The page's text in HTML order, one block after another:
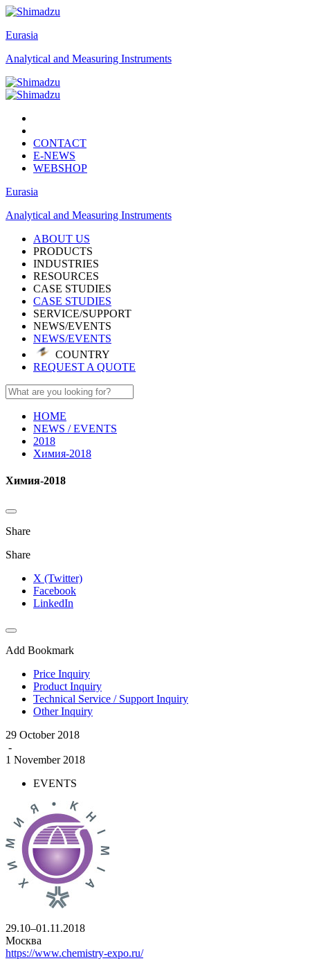
Eurasia
Analytical and Measuring Instruments
CONTACT
E-NEWS
WEBSHOP
Eurasia
Analytical and Measuring Instruments
ABOUT US
PRODUCTS
INDUSTRIES
RESOURCES
CASE STUDIES
CASE STUDIES
SERVICE/SUPPORT
NEWS/EVENTS
NEWS/EVENTS
COUNTRY
REQUEST A QUOTE
HOME
NEWS / EVENTS
2018
Химия-2018
Химия-2018
Share
Share
X (Twitter)
Facebook
LinkedIn
Add Bookmark
Price Inquiry
Product Inquiry
Technical Service / Support Inquiry
Other Inquiry
29 October 2018
-
1 November 2018
EVENTS
29.10–01.11.2018
Москва
https://www.chemistry-expo.ru/